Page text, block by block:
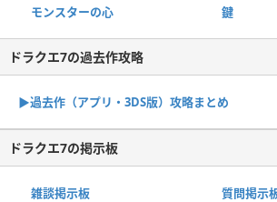
モンスターの心 鍵
ドラクエ7の過去作攻略
▶︎過去作（アプリ・3DS版）攻略まとめ
ドラクエ7の掲示板
雑談掲示板 質問掲示